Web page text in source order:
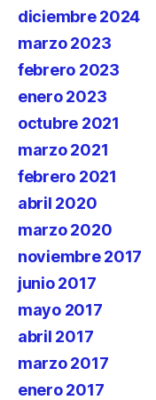
diciembre 2024
marzo 2023
febrero 2023
enero 2023
octubre 2021
marzo 2021
febrero 2021
abril 2020
marzo 2020
noviembre 2017
junio 2017
mayo 2017
abril 2017
marzo 2017
enero 2017